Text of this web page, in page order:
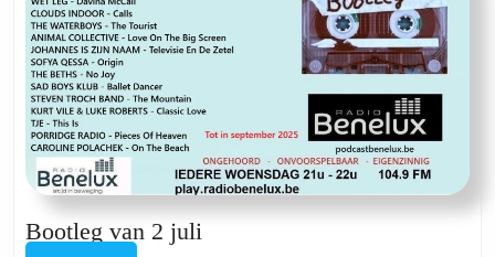
Bootleg van 2 juli